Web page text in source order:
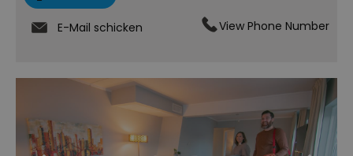
E-Mail schicken View Phone Number